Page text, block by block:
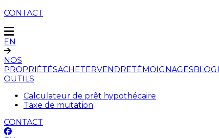
CONTACT
EN
NOS
PROPRIÉTÉSACHETERVENDRETÉMOIGNAGES
OUTILS
Calculateur de prêt hypothécaire
Taxe de mutation
CONTACT